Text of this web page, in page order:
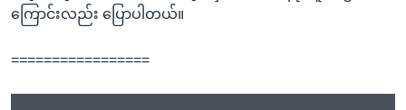
ကြောင်းလည်း ပြောပါတယ်။
=================